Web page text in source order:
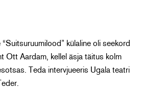
külaline oli seekord
Ott Aardam, kellel äsja täitus kolm
Teda intervjueeris Ugala teatri